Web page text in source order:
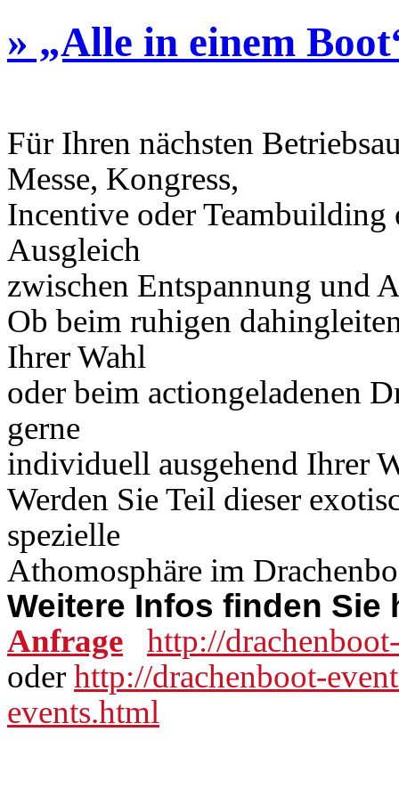
» „Alle in einem
Für Ihren nächsten
Messe, Kongress,
Incentive oder
Ausgleich
zwischen Entspannung und
Ob beim ruhigen
Ihrer Wahl
oder beim actiongeladenen
gerne
individuell ausgehend Ihrer
Werden Sie Teil dieser
spezielle
Athomosphäre im
Weitere Infos finden Sie
Anfrage
http://
oder http://drachenboot-
events.html